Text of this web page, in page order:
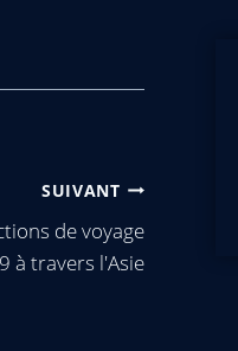
SUIVANT
de voyage
à travers l'Asie